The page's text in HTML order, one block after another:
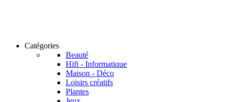
Catégories
Beauté
Hifi - Informatique
Maison - Déco
Loisirs créatifs
Plantes